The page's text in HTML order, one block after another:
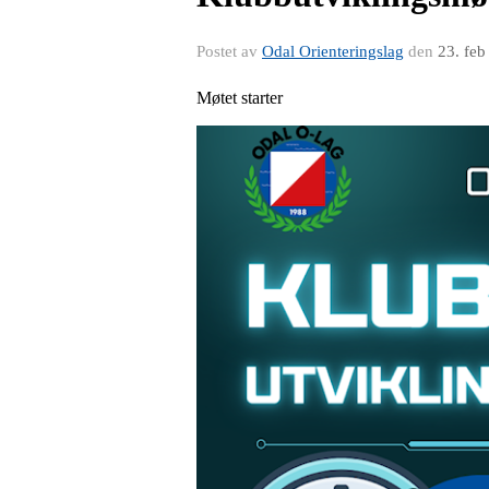
Postet av Odal Orienteringslag den 23.
Møtet starter